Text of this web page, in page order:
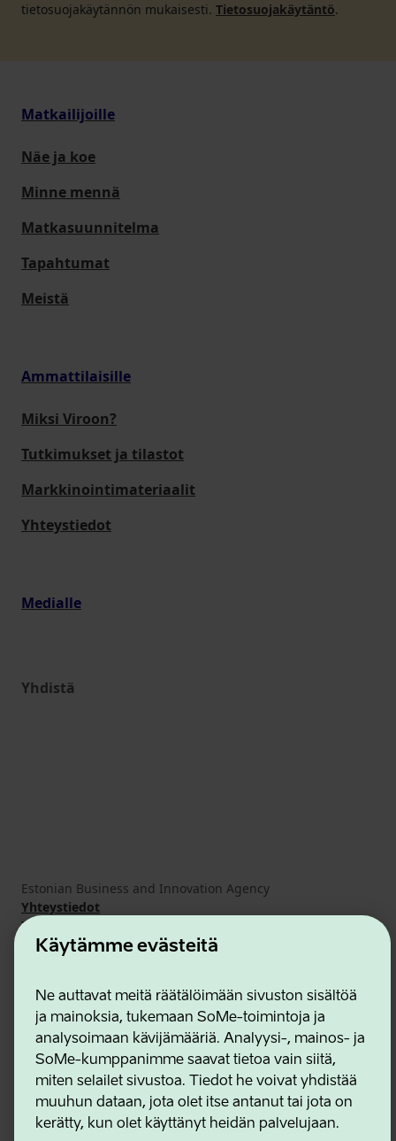
Käytämme evästeitä
Ne auttavat meitä räätälöimään sivuston sisältöä
ja mainoksia, tukemaan SoMe-toimintoja ja
analysoimaan kävijämääriä. Analyysi-, mainos- ja
SoMe-kumppanimme saavat tietoa vain siitä,
miten selailet sivustoa. Tiedot he voivat yhdistää
muuhun dataan, jota olet itse antanut tai jota on
kerätty, kun olet käyttänyt heidän palvelujaan.
tietosuojakäytännön mukaisesti. Tietosuojakäytäntö.
Matkailijoille
Näe ja koe
Minne mennä
Matkasuunnitelma
Tapahtumat
Meistä
Ammattilaisille
Miksi Viroon?
Tutkimukset ja tilastot
Markkinointimateriaalit
Yhteystiedot
Medialle
Yhdistä
Estonian Business and Innovation Agency
Yhteystiedot
Yhteistyökumppanit
Käyttöehdot